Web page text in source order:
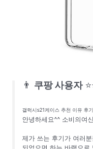
👨 쿠팡 사용자
갤럭시s21케이스 추천 이유 후
안녕하세요^^ 소비의여
제가 쓰는 후기가 여러